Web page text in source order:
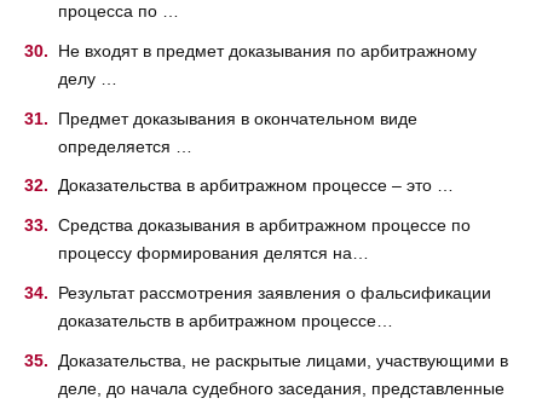
процесса по …
Не входят в предмет доказывания по арбитражному
делу …
Предмет доказывания в окончательном виде
определяется …
Доказательства в арбитражном процессе – это …
Средства доказывания в арбитражном процессе по
процессу формирования делятся на…
Результат рассмотрения заявления о фальсификации
доказательств в арбитражном процессе…
Доказательства, не раскрытые лицами, участвующими в
деле, до начала судебного заседания, представленные